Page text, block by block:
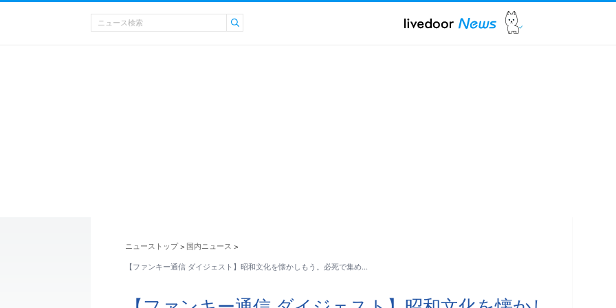
ニューストップ > 国内ニュース >
【ファンキー通信 ダイジェスト】昭和文化を懐かしもう。必死で集め…